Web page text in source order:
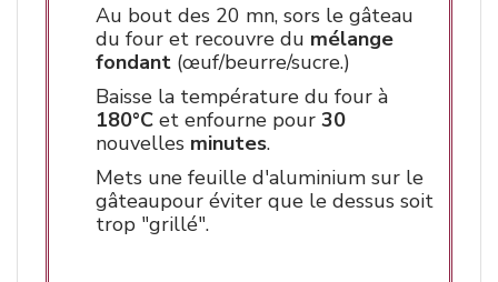
Au bout des 20 mn, sors le gâteau
du four et recouvre du mélange
fondant (œuf/beurre/sucre.)
Baisse la température du four à
180°C et enfourne pour 30
nouvelles minutes.
Mets une feuille d'aluminium sur le
gâteaupour éviter que le dessus soit
trop "grillé".